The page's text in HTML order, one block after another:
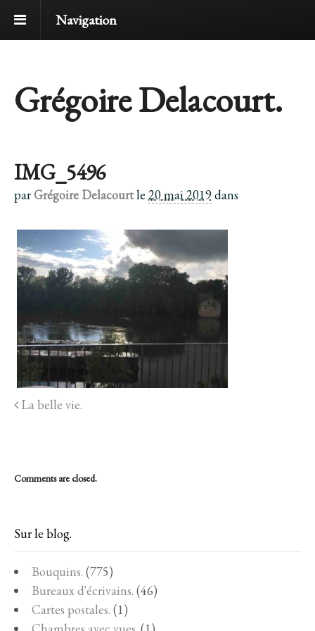
Navigation
Grégoire Delacourt.
IMG_5496
parGrégoire Delacourtle 20 mai 2019dans
La belle vie.
Comments are closed.
Sur le blog.
Bouquins. (775)
Bureaux d'écrivains. (46)
Cartes postales. (1)